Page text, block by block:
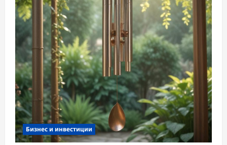
Бизнес и инвестиции